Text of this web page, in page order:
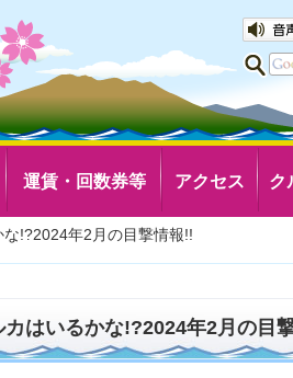
運賃・回数券等 アクセス ク
!?2024年2月の目撃情報!!
カはいるかな!?2024年2月の目